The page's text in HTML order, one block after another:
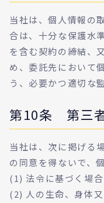
当社は、個人情報の
合は、十分な保護水
を含む契約の締結、
め、委託先において
う、必要かつ適切な
第10条 第三
当社は、次に掲げる
の同意を得ないで、
(1) 法令に基づく場合
(2) 人の生命、身体